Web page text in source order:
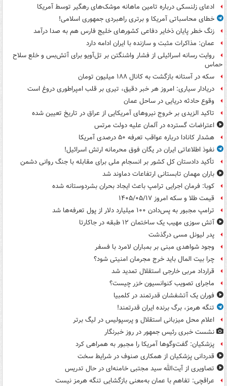
ادعای زلنسکی درباره تامین ماهانه موشک‌های رهگیر توسط آمریکا
خطای محاسباتی آمریکا و برتری راهبردی جمهوری اسلامی!
زنگ خطر پایان ذخایر دفاعی کشورهای خلیج فارس هم به صدا درآمد
عمان: مذاکرات مثبت و سازنده با ایران ادامه دارد
روایت رسانه اسرائیلی از فشار واشنگتن بر تل‌آویو برای آتش‌بس و خلع سلاح
حماس
سکه در آستانه بازگشت به کانال ۱۸۸ میلیون تومان
دریادار سیاری: امروز هر خبر دقیق، تیری بر قلب امپراطوری دروغ است
وقوع حادثه دریایی در ساحل عمان
تاکید الزیدی بر خروج نیروهای آمریکایی از عراق در تاریخ تعیین شده
اعتراضات گسترده در آلمان علیه دولت مرتس
هشدار کانادا درباره عواقب تعرفه ۵۰ درصدی آمریکا
نفوذ اطلاعاتی ایران در یگان فوق محرمانه ارتش اسرائیل!
تأکید دادستان کل کشور بر انسجام ملی برای مقابله با جنگ روانی دشمن
باران مهمان تابستانی ارتفاعات دماوند شد
کوبا: فرمان اجرایی ترامپ باعث ایجاد بحران بشردوستانه شده
قیمت طلا و سکه امروز ۱۴۰۵/۰۵/۱۷
ترامپ مجبور به پس‌دادن ۱۰۰ میلیارد دلار از پول تعرفه‌ها شد
آتش سوزی مهیب یک ساختمان ۱۲ طبقه در جاکارتا
پدر لیونل مسی درگذشت
وجود شواهدی مبنی بر بمباران لامرد با فسفر
چرا بیت المال باید خرج مجرمان امنیتی شود؟
قرارداد مربی خارجی استقلال تمدید شد
ماجرای تصویب کنوانسیون خزر چیست؟
فوران یک آتشفشان قدرتمند در کلمبیا
تنگه هرمز، برگ برنده ایران قدرتمند!
اعلام محل میزبانی استقلال و پرسپولیس در لیگ برتر
نشست خبری رئیس جمهور در روز خبرنگار
پزشکیان: گفت‌وگوها آمریکا را مجبور به همراهی کرد
قدردانی پزشکیان از همکاری صنوف در شرایط سخت
تصاویری از آیت‌الله سید مجتبی خامنه‌ای در حال تدریس
عراقچی: تفاهم با عمان به‌معنی بازگشایی تنگه هرمز نیست